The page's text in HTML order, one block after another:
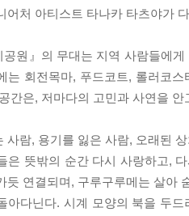
어처 아티스트 타나카 타츠야가
공원』의 무대는 지역 사람들에
는 회전목마, 푸드코트, 롤러코
간은, 저마다의 고민과 사연을
사람, 용기를 잃은 사람, 오래된
은 뜻밖의 순간 다시 사랑하고,
듯 연결되며, 구루구루메는 살아
아다닌다. 시계 모양의 북을 두